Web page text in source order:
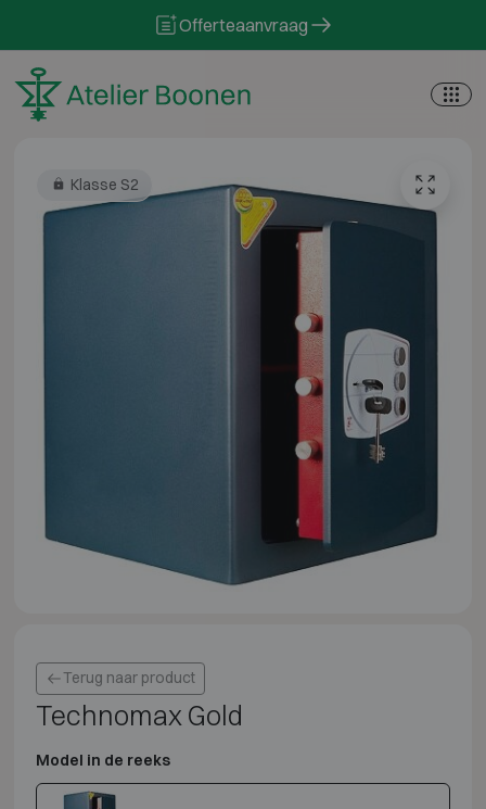
Offerteaanvraag
Klasse S2
Terug naar product
Technomax Gold
Model in de reeks